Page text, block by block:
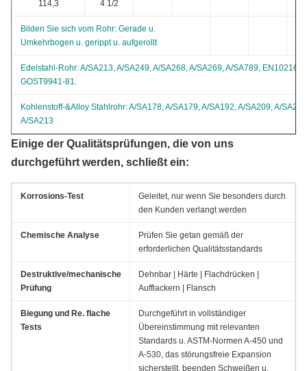
114,3 4 1/2
Bilden Sie sich vom Rohr: Gerade u.
Umkehrbogen u. gerippt u. aufgerollt
Edelstahl-Rohr: A/SA213, A/SA249, A/SA268, A/SA269, A/SA789, EN10216-
GOST9941-81.
Kohlenstoff-&Alloy Stahlrohr: A/SA178, A/SA179, A/SA192, A/SA209, A/
A/SA213
Einige der Qualitätsprüfungen, die von uns
durchgeführt werden, schließt ein:
Korrosions-Test
Geleitet, nur wenn Sie besonders durch
den Kunden verlangt werden
Chemische Analyse
Prüfen Sie getan gemäß der
erforderlichen Qualitätsstandards
Destruktive/mechanische
Prüfung
Dehnbar | Härte | Flachdrücken |
Aufflackern | Flansch
Biegung und Re. flache
Tests
Durchgeführt in vollständiger
Übereinstimmung mit relevanten
Standards u. ASTM-Normen A-450 und
A-530, das störungsfreie Expansion
sicherstellt, beenden Schweißen u.